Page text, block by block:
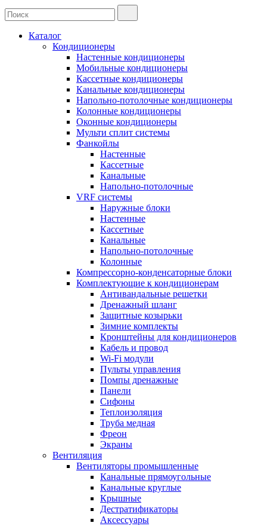
Каталог
Кондиционеры
Настенные кондиционеры
Мобильные кондиционеры
Кассетные кондиционеры
Канальные кондиционеры
Напольно-потолочные кондиционеры
Колонные кондиционеры
Оконные кондиционеры
Мульти сплит системы
Фанкойлы
Настенные
Кассетные
Канальные
Напольно-потолочные
VRF системы
Наружные блоки
Настенные
Кассетные
Канальные
Напольно-потолочные
Колонные
Компрессорно-конденсаторные блоки
Комплектующие к кондиционерам
Антивандальные решетки
Дренажный шланг
Защитные козырьки
Зимние комплекты
Кронштейны для кондиционеров
Кабель и провод
Wi-Fi модули
Пульты управления
Помпы дренажные
Панели
Сифоны
Теплоизоляция
Труба медная
Фреон
Экраны
Вентиляция
Вентиляторы промышленные
Канальные прямоугольные
Канальные круглые
Крышные
Дестратификаторы
Аксессуары